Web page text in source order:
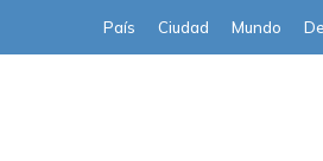
País Ciudad Mundo